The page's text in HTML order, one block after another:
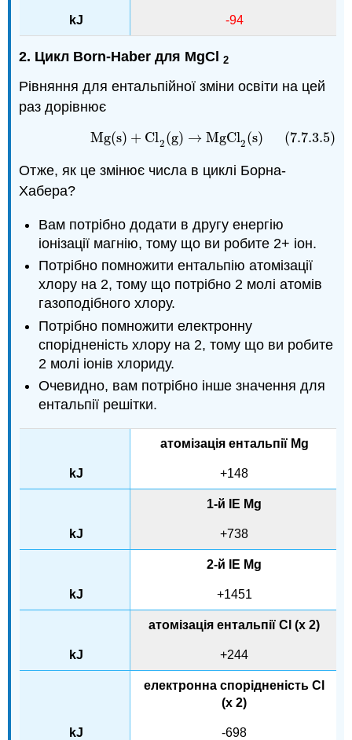
-94
2. Цикл Born-Haber для MgCl2
Рівняння для ентальпійної зміни освіти на цей
раз дорівнює
Mg(s) + Cl2 (g) → MgCl2(s) (7.7.3.5)
(7.7.3.5)Mg(s)+Cl 2(g )→MgCl2
Отже, як це змінює числа в циклі Борна-
Хабера?
Вам потрібно додати в другу енергію
іонізації магнію, тому що ви робите 2+ іон.
Потрібно помножити ентальпію атомізації
хлору на 2, тому що потрібно 2 молі атомів
газоподібного хлору.
Потрібно помножити електронну
спорідненість хлору на 2, тому що ви робите
2 молі іонів хлориду.
Очевидно, вам потрібно інше значення для
ентальпії решітки.
атомізація ентальпії Mg
+148
1-й IE Mg
+738
2-й IE Mg
+1451
атомізація ентальпії Cl (x 2)
+244
електронна спорідненість Cl
(x 2)
-698